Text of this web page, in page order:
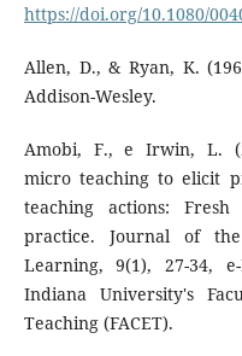
https://doi.org/10.1080/
Allen, D., & Ryan, K.
Addison-Wesley.
Amobi, F., e Irwin, L.
micro teaching to elicit
teaching actions:
practice. Journal of
Learning, 9(1), 27-34, e-
Indiana University's
Teaching (FACET).